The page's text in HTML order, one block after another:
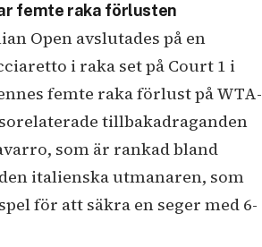
femte raka förlusten
Open avslutades på en
i raka set på Court 1 i
femte raka förlust på WTA-
tillbakadraganden
som är rankad bland
italienska utmanaren, som
för att säkra en seger med 6-